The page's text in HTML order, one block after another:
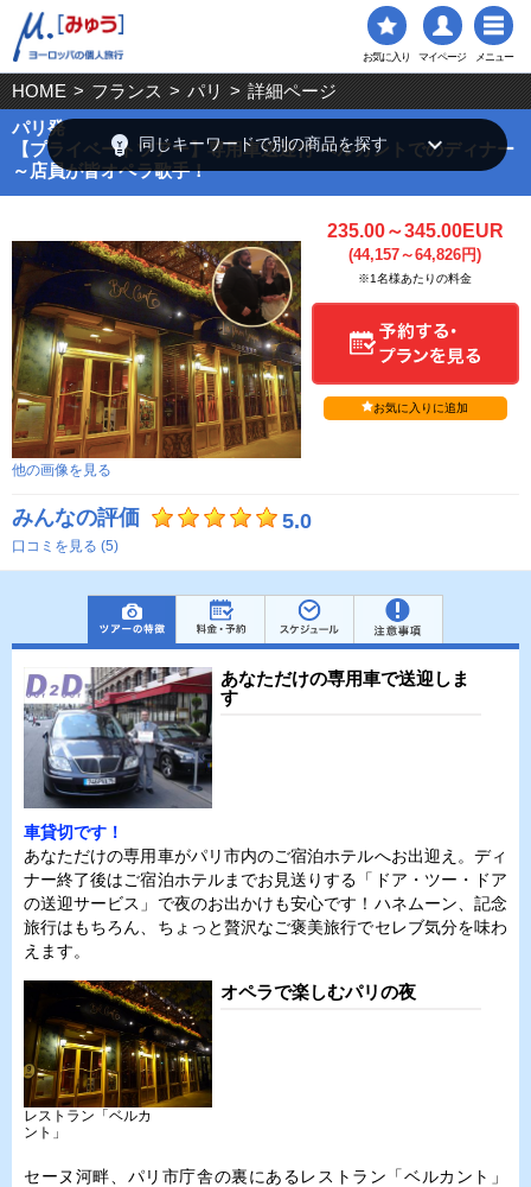
お気に入り マイページ メニュー
HOME > フランス > パリ > 詳細ページ
パリ発
【プライベートツアー】専用車送迎付 ベルカントでのディナー
～店員が皆オペラ歌手！
他の画像を見る
235.00～345.00EUR
(44,157～64,826円)
※1名様あたりの料金
お気に入りに追加
みんなの評価 5.0
口コミを見る (5)
あなただけの専用車で送迎しま
す
車貸切です！
あなただけの専用車がパリ市内のご宿泊ホテルへお出迎え。ディ
ナー終了後はご宿泊ホテルまでお見送りする「ドア・ツー・ドア
の送迎サービス」で夜のお出かけも安心です！ハネムーン、記念
旅行はもちろん、ちょっと贅沢なご褒美旅行でセレブ気分を味わ
えます。
オペラで楽しむパリの夜
レストラン「ベルカ
ント」
セーヌ河畔、パリ市庁舎の裏にあるレストラン「ベルカント」
emoji_objects 同じキーワードで別の商品を探すkeyboard_arrow_down